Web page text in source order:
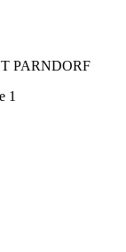
PARNDORF
1